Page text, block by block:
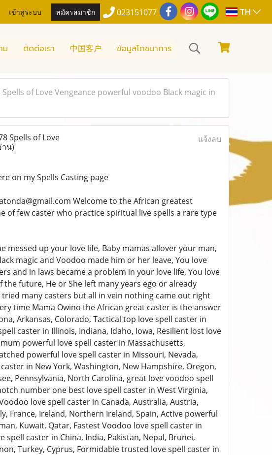
เข้าสู่ระบบ สมัครสมาชิก 023151077 TH
ม ติดต่อเรา 中国客户 ข้อมูลโภชนาการ
of Love Vengeance powerful voodoo Black magic in
Spells of Love
าน)
แจ้งลบ
on my Spells Casting page
Welcome to the African greatest
of few caster who practice spiritual live spells a rare type
messed up your love life, Baby mamas allover your man,
magic and Voodoo made him or her leave, You love
and in laws became a problem in your love life, You love
future, He or She left many years ego or already
many casters but all in vein nothing came out right
time Mama Owino the African great caster is the answer
Arkansas, Colorado, Tactical top love spell caster in
caster in Illinois, Indiana, Idaho, Iowa, Resilient lost love
powerful love spell caster in Massachusetts,
powerful love spell caster in Missouri, Nevada,
in New York, Washington, New Hampshire, Oregon,
Pennsylvania, North Carolina, great love voodoo spell
number one best love spell caster in West Virginia,
love spell caster in Canada, Australia, Austria,
France, Ireland, Northern Ireland, Spain, Active powerful
Kuwait, Qatar, Fastest Voodoo love spell caster in
spell caster in China, India, Pakistan, Nepal, Brunei,
Turkey, Cyprus, Formidable trusted love spell caster in